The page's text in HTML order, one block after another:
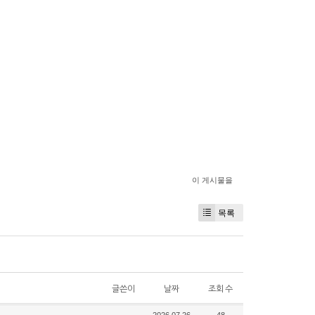
이 게시물을
목록
글쓴이 날짜 조회 수